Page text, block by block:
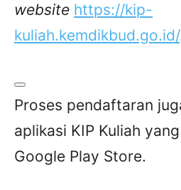
website https://kip-
kuliah.kemdikbud.go.id/
Proses pendaftaran
aplikasi KIP Kuliah
Google Play Store.